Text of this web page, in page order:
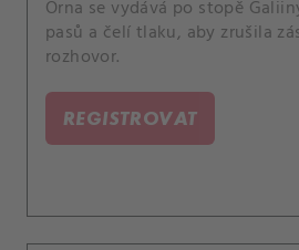
Orna se vydává po stopě
pasů a čelí tlaku, aby zrušila
rozhovor.
REGISTROVAT